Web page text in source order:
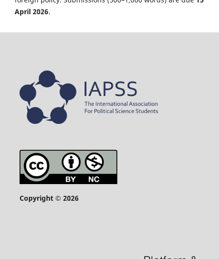
April 2026.
Copyright © 2026